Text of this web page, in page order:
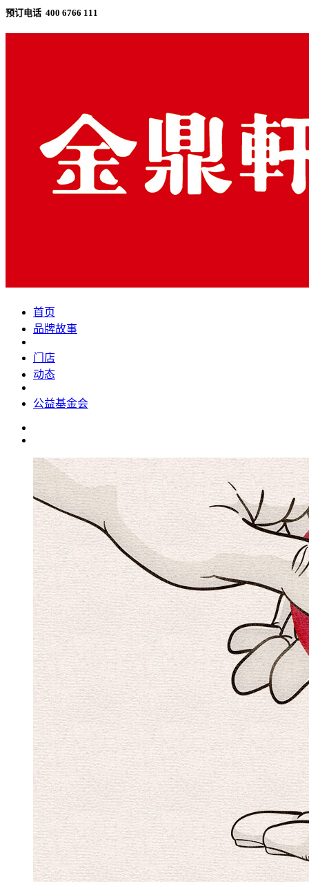
预订电话 400 6766 111
首页
品牌故事
门店
动态
公益基金会